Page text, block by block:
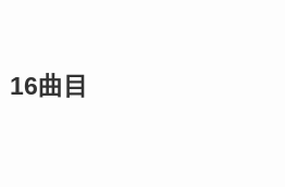
16曲目